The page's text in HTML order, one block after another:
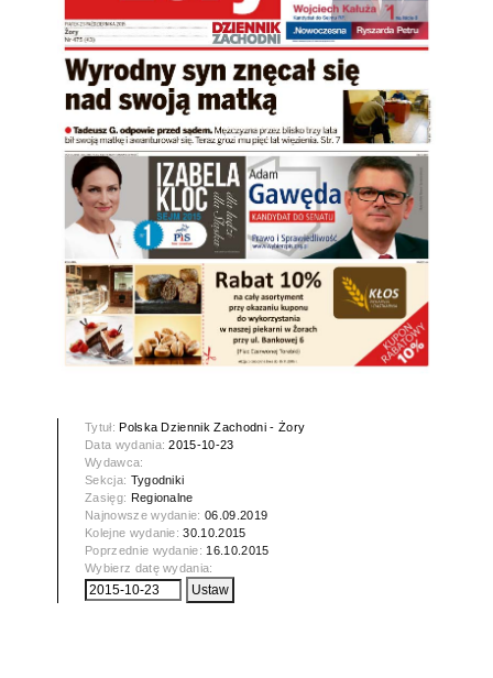
Tytuł:Polska Dziennik Zachodni - Żory
Data wydania:2015-10-23
Wydawca:
Sekcja: Tygodniki
Zasięg: Regionalne
Najnowsze wydanie:06.09.2019
Kolejne wydanie:30.10.2015
Poprzednie wydanie: 16.10.2015
Wybierz datę wydania: